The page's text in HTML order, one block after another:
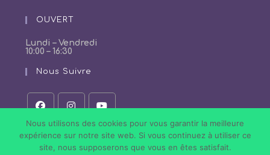
un
nouvel
OUVERT
Lundi – Vendredi
10:00 – 16:30
Nous Suivre
S’ouvre
dans
un
nouvel
S’ouvre
un
nouvel
S’ouvre
dans
un
nouvel
Nous utilisons des cookies pour vous garantir la meilleure
expérience sur notre site web. Si vous continuez à utiliser ce
site, nous supposerons que vous en êtes satisfait.